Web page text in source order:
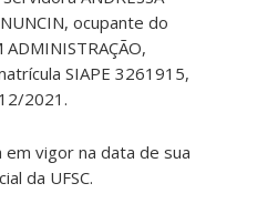
ocupante do
SIAPE 3261915,
2021.
vigor na data de sua
da UFSC.